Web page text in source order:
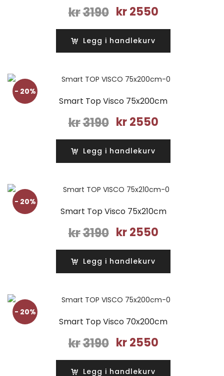
kr3190
Opprinnelig
var:
kr3190.
kr 2550Nåværende
kr2550.
Legg i handlekurv
- 20%
Smart Top Visco 75x200cm
kr3190
Opprinnelig
var:
kr3190.
kr 2550Nåværende
kr2550.
Legg i handlekurv
- 20%
Smart Top Visco 75x210cm
kr3190
Opprinnelig
var:
kr3190.
kr 2550Nåværende
kr2550.
Legg i handlekurv
- 20%
Smart Top Visco 70x200cm
kr3190
Opprinnelig
var:
kr 2550Nåværende
Legg i handlekurv